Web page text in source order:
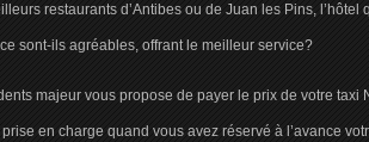
restaurants d’Antibes ou de Juan les Pins, l’hôtel
sont-ils agréables, offrant le meilleur service?
majeur vous propose de payer le prix de votre taxi
en charge quand vous avez réservé à l’avance